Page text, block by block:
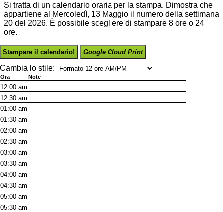
Si tratta di un calendario oraria per la stampa. Dimostra che
appartiene al Mercoledì, 13 Maggio il numero della settimana
20 del 2026. È possibile scegliere di stampare 8 ore o 24
ore.
Stampare il calendario! Google Cloud Print
Cambia lo stile:
Ora Note
12:00 am
12:30 am
01:00 am
01:30 am
02:00 am
02:30 am
03:00 am
03:30 am
04:00 am
04:30 am
05:00 am
05:30 am